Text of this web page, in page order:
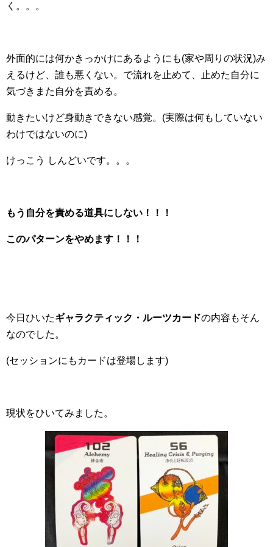
く。。。
外面的には何かきっかけにあるようにも(家や周りの状況)み
えるけど、誰も悪くない。で流れを止めて、止めた自分に
気づきまた自分を責める。
動きたいけど身動きできない感覚。(実際は何もしていない
わけではないのに)
けっこう しんどいです。。。
もう自分を責める道具にしない！！！
このパターンをやめます！！！
今日ひいたギャラクティック・ルーツカードの内容もそん
なのでした。
(セッションにもカードは登場します)
現状をひいてみました。